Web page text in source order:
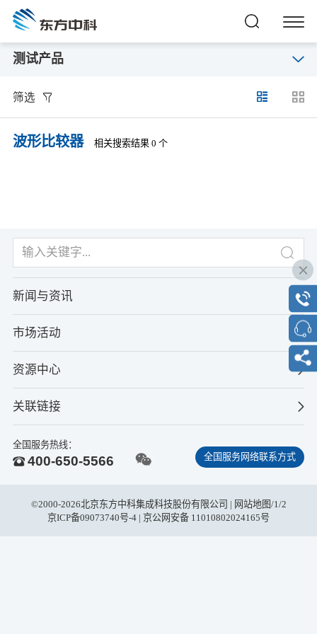
测试产品
筛选
波形比较器 相关搜索结果 0 个
新闻与资讯
市场活动
资源中心
关联链接
全国服务热线：
400-650-5566 全国服务网络联系方式
©2000-2026北京东方中科集成科技股份有限公司 | 网站地图/1 /2
京ICP备09073740号-4 | 京公网安备 11010802024165号